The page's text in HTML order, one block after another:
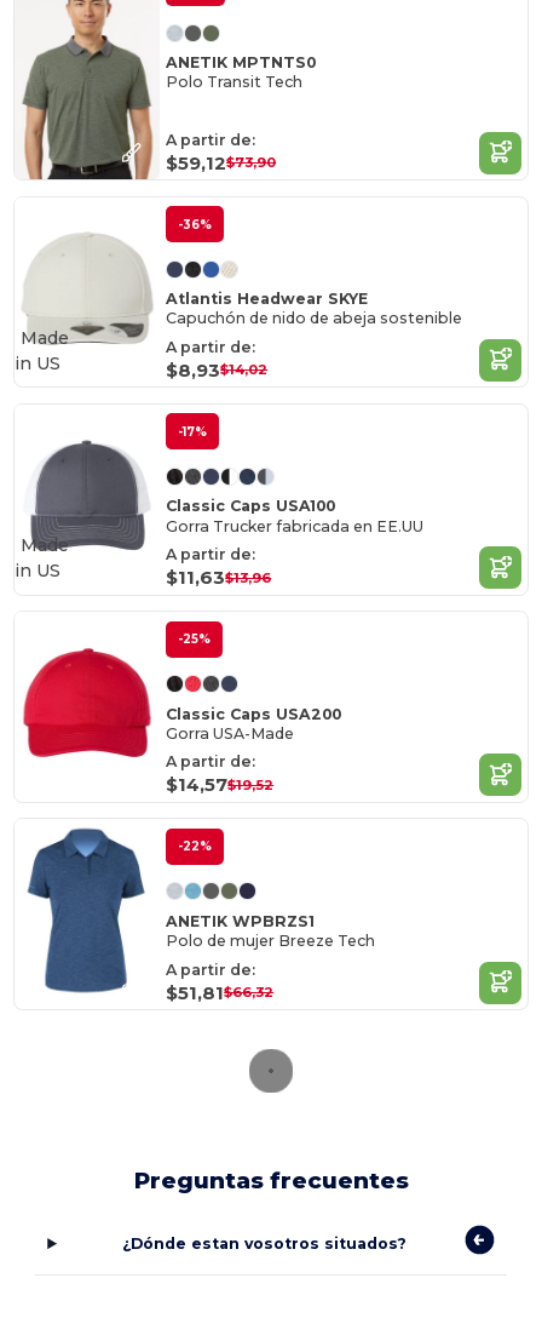
ANETIK MPTNTS0
Polo Transit Tech
A partir de:
$59,12$73,90
-36%
Atlantis Headwear SKYE
Capuchón de nido de abeja sostenible
A partir de:
$8,93$14,02
Made
in US
-17%
Classic Caps USA100
Gorra Trucker fabricada en EE.UU
A partir de:
$11,63$13,96
Made
in US
-25%
Classic Caps USA200
Gorra USA-Made
A partir de:
$14,57$19,52
-22%
ANETIK WPBRZS1
Polo de mujer Breeze Tech
A partir de:
$51,81$66,32
Preguntas frecuentes
¿Dónde estan vosotros situados?